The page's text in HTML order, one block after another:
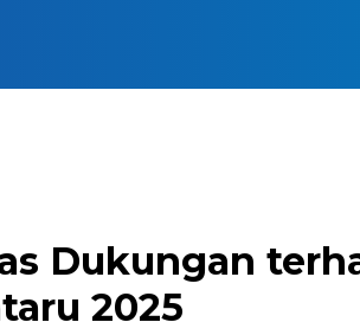
Dukungan
2025